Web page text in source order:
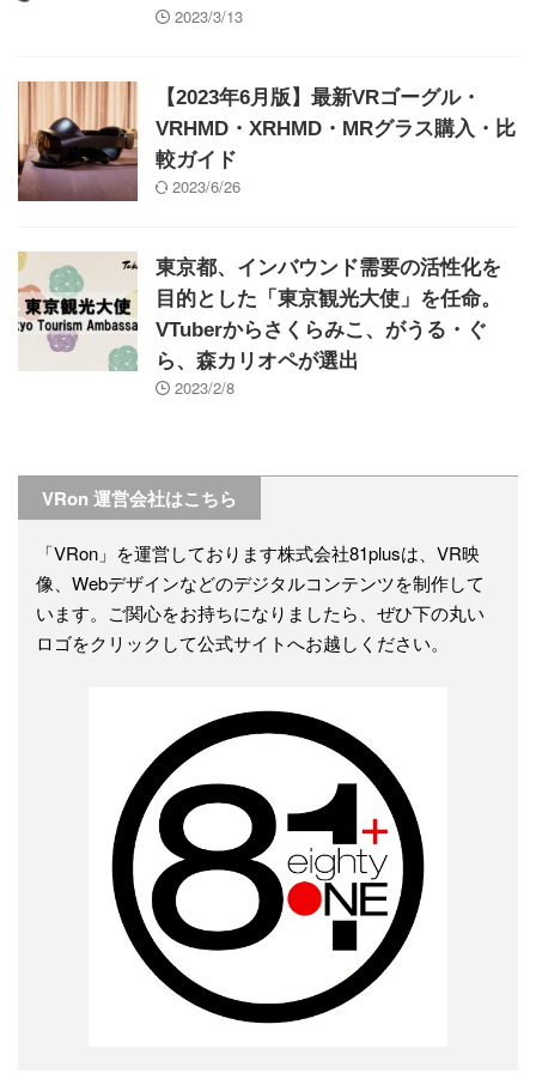
2023/3/13
【2023年6月版】最新VRゴーグル・
VRHMD・XRHMD・MRグラス購入・比
較ガイド
2023/6/26
東京都、インバウンド需要の活性化を
目的とした「東京観光大使」を任命。
VTuberからさくらみこ、がうる・ぐ
ら、森カリオペが選出
2023/2/8
VRon 運営会社はこちら
「VRon」を運営しております株式会社81plusは、VR映
像、Webデザインなどのデジタルコンテンツを制作して
います。ご関心をお持ちになりましたら、ぜひ下の丸い
ロゴをクリックして公式サイトへお越しください。